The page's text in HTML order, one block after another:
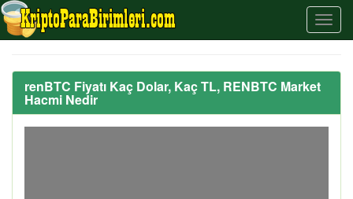
renBTC Fiyatı Kaç Dolar, Kaç TL, RENBTC Market
Hacmi Nedir